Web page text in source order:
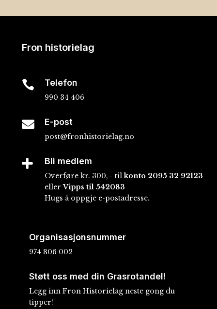
Fron historielag
 Telefon
990 34 406
 E-post
post@fronhistorielag.no
 Bli medlem
Overføre kr. 300,– tilkonto 2095 32 92123
ellerVipps til 542083
Hugs å oppgje e-postadresse.
Organisasjonsnummer
974 806 002
Støtt oss med din Grasrotandel!
Legg inn Fron Historielag neste gong du
tipper!